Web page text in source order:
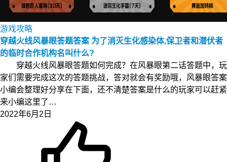
游戏攻略
穿越火线风暴眼答题答案 为了消灭生化感染体,保卫者和潜伏者
的临时合作机构名叫什么?
穿越火线风暴眼答题如何完成？在风暴眼第二话答题中，玩
家们需要完成这次的答题挑战，答对就会有奖励哦，风暴眼答案
小编会整理好分享在下面，还不清楚答案是什么的玩家可以赶紧
来小编这里了…
2022年6月2日